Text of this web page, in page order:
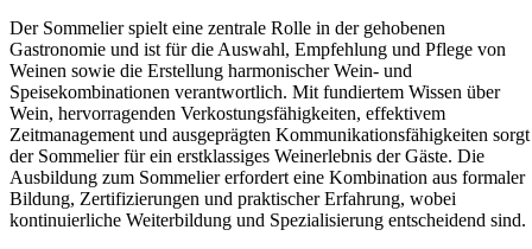
Der Sommelier spielt eine zentrale Rolle in der gehobenen
Gastronomie und ist für die Auswahl, Empfehlung und Pflege von
Weinen sowie die Erstellung harmonischer Wein- und
Speisekombinationen verantwortlich. Mit fundiertem Wissen über
Wein, hervorragenden Verkostungsfähigkeiten, effektivem
Zeitmanagement und ausgeprägten Kommunikationsfähigkeiten sorgt
der Sommelier für ein erstklassiges Weinerlebnis der Gäste. Die
Ausbildung zum Sommelier erfordert eine Kombination aus formaler
Bildung, Zertifizierungen und praktischer Erfahrung, wobei
kontinuierliche Weiterbildung und Spezialisierung entscheidend sind.